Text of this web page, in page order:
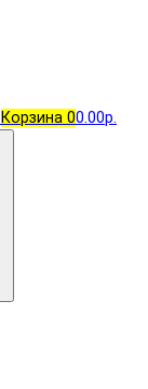
Корзина 00.00р.